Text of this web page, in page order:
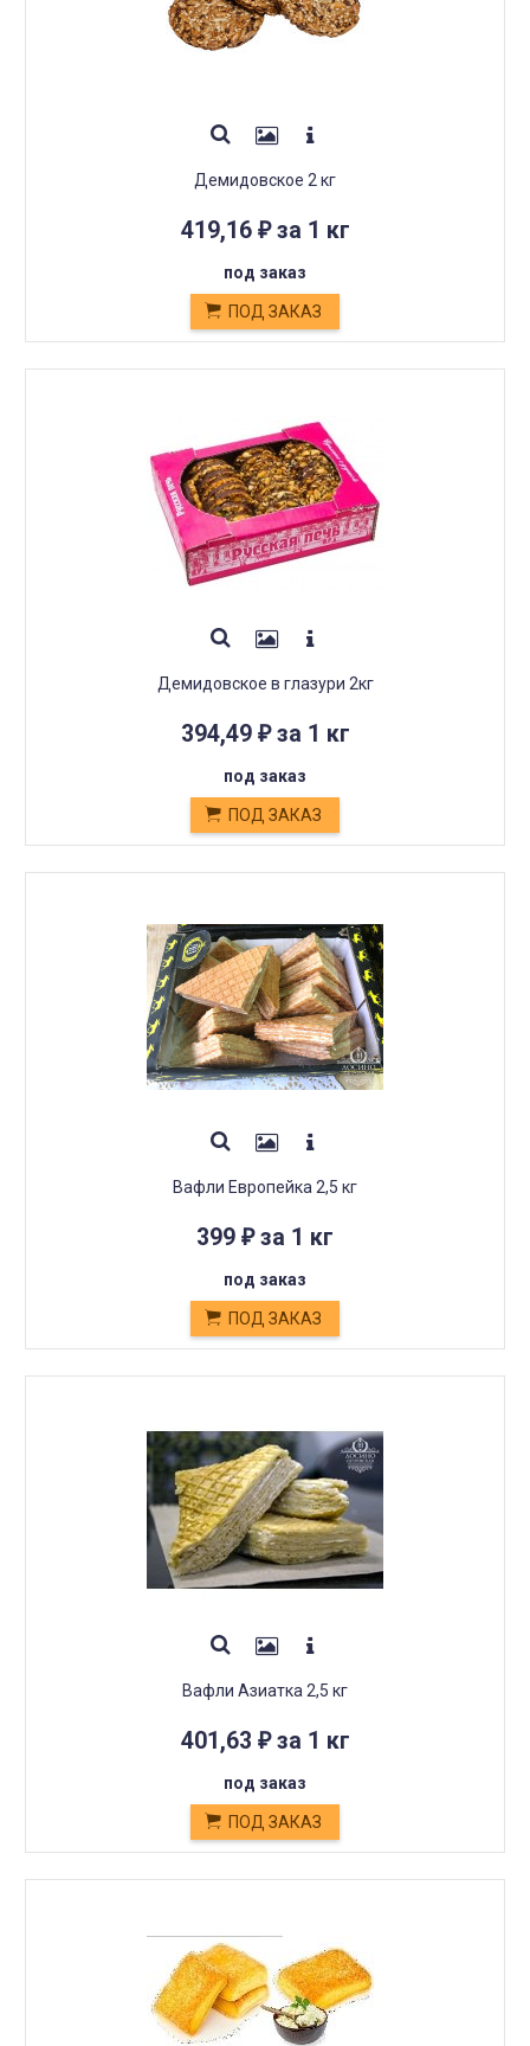
Демидовское 2 кг
419,16 ₽за 1 кг
под заказ
ПОД ЗАКАЗ
Демидовское в глазури 2кг
394,49 ₽за 1 кг
под заказ
ПОД ЗАКАЗ
Вафли Европейка 2,5 кг
399 ₽за 1 кг
под заказ
ПОД ЗАКАЗ
Вафли Азиатка 2,5 кг
401,63 ₽за 1 кг
под заказ
ПОД ЗАКАЗ